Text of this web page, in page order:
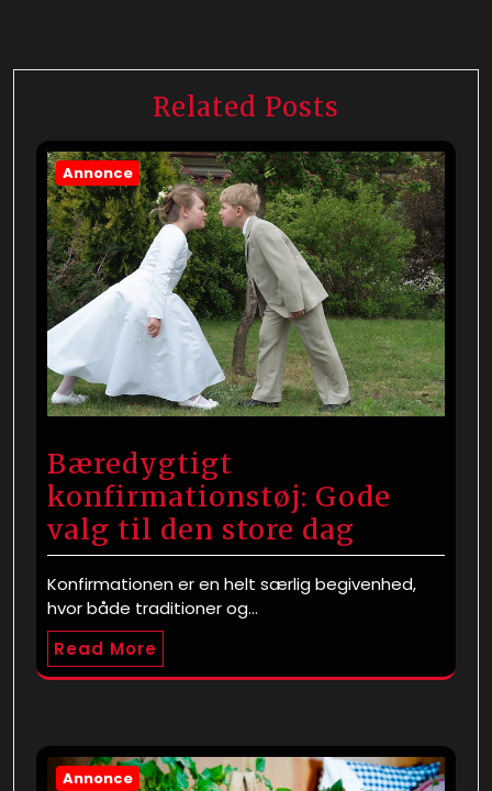
Related Posts
Annonce
Bæredygtigt
konfirmationstøj: Gode
valg til den store dag
Konfirmationen er en helt særlig begivenhed,
hvor både traditioner og…
Read More
Annonce